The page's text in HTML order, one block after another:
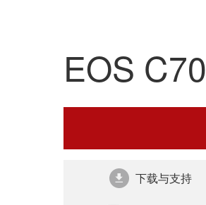
EOS C70
下载与支持